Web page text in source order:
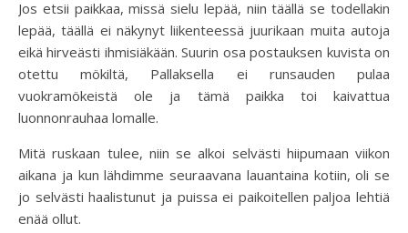
Jos etsii paikkaa, missä sielu lepää, niin täällä se todellakin
lepää, täällä ei näkynyt liikenteessä juurikaan muita autoja
eikä hirveästi ihmisiäkään. Suurin osa postauksen kuvista on
otettu mökiltä, Pallaksella ei runsauden pulaa
vuokramökeistä ole ja tämä paikka toi kaivattua
luonnonrauhaa lomalle.
Mitä ruskaan tulee, niin se alkoi selvästi hiipumaan viikon
aikana ja kun lähdimme seuraavana lauantaina kotiin, oli se
jo selvästi haalistunut ja puissa ei paikoitellen paljoa lehtiä
enää ollut.